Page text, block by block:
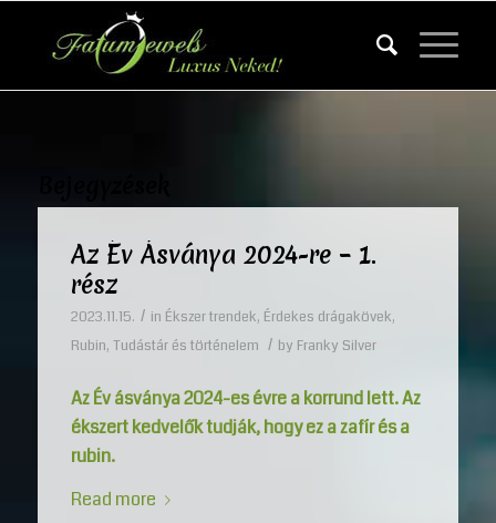
Az Év Ásványa 2024-re – 1.
rész
2023.11.15. / in Ékszer trendek, Érdekes drágakövek,
Rubin, Tudástár és történelem / by Franky Silver
Az Év ásványa 2024-es évre a korrund lett. Az
ékszert kedvelők tudják, hogy ez a zafír és a
rubin.
Read more